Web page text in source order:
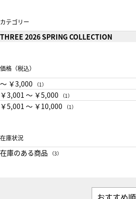
カテゴリー
THREE 2026 SPRING COLLECTION
価格（税込）
〜 ￥3,000 （1）
￥3,001 〜 ￥5,000 （1）
￥5,001 〜 ￥10,000 （1）
在庫状況
在庫のある商品 （3）